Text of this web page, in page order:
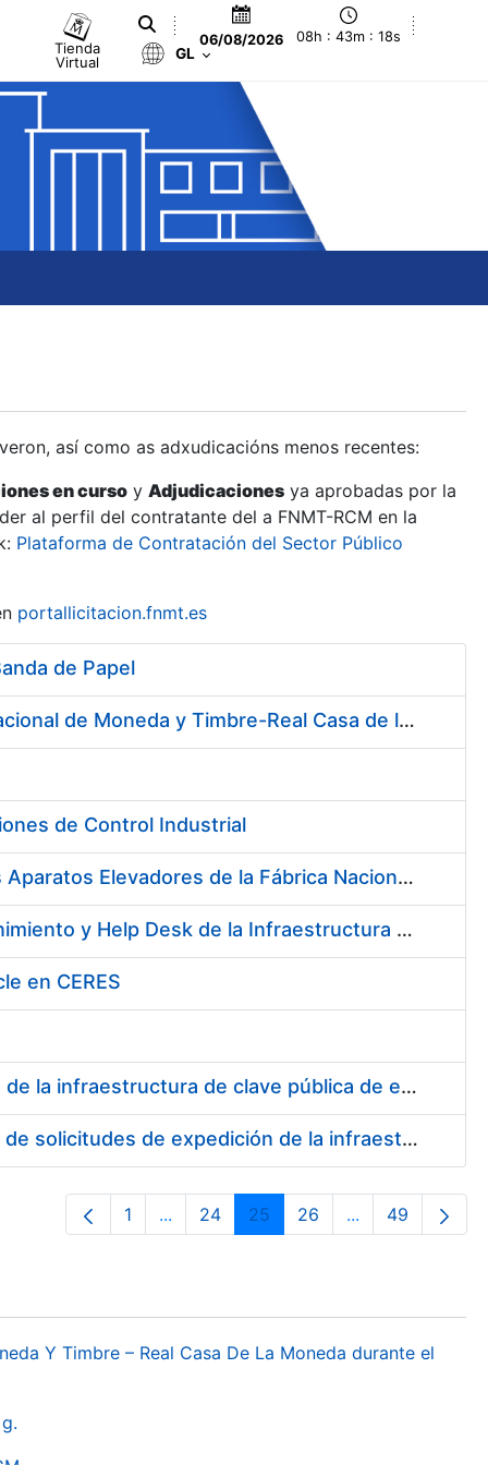
Tienda
Virtual
06/08/2026 08h : 43m : 19s
GL
así como as adxudicacións menos recentes:
en curso y Adjudicaciones ya aprobadas por la
al perfil del contratante del a FNMT-RCM en la
Plataforma de Contratación del Sector Público
portallicitacion.fnmt.es
de Papel
Contratación de Sistema de Licitación Electrónica en la Fábrica Nacional de Moneda y Timbre-Real Casa de la Moneda
de Control Industrial
Servicio de Mantenimiento (Preventivo, Correctivo y Legal) de los Aparatos Elevadores de la Fábrica Nacional de Moneda y Timbre-Real Casa de la Moneda en Madrid
Contratación de los Servicios de Administración, Soporte, Mantenimiento y Help Desk de la Infraestructura de la Fábrica Nacional de Moneda y Timbre-Real Casa de la Moneda
en CERES
Servicio de desarrollo para la solicitud de expedición y revocación de la infraestructura de clave pública de emisión de certificados SSL
Servicios de desarrollo para la validación/aceptación y revocación de solicitudes de expedición de la infraestructura de clave pública de emisión de certificados SSL
Páxina
1 ...Páxinas intermedias Use pestaña para
Páxina
24 Páxina
25 Páxina
26 ...PáxinasPáxina
49
Y Timbre – Real Casa De La Moneda durante el